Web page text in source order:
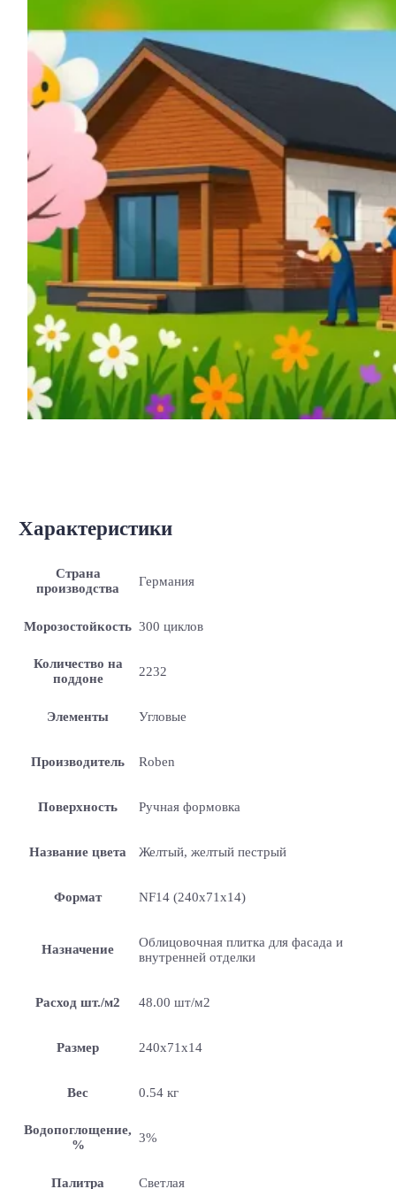
Характеристики
Страна
производства
Германия
Морозостойкость 300 циклов
Количество на
поддоне
2232
Элементы Угловые
Производитель Roben
Поверхность Ручная формовка
Название цвета Желтый, желтый пестрый
Формат NF14 (240x71x14)
Назначение
Облицовочная плитка для фасада и
внутренней отделки
Расход шт./м2 48.00 шт/м2
Размер 240x71x14
Вес 0.54 кг
Водопоглощение,
%
3%
Палитра Светлая